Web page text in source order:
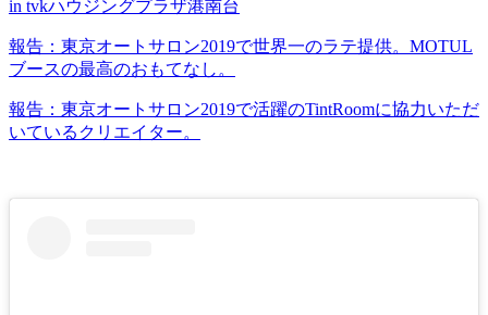
in tvkハウジングプラザ港南台
報告：東京オートサロン2019で世界一のラテ提供。MOTUL
ブースの最高のおもてなし。
報告：東京オートサロン2019で活躍のTintRoomに協力いただ
いているクリエイター。